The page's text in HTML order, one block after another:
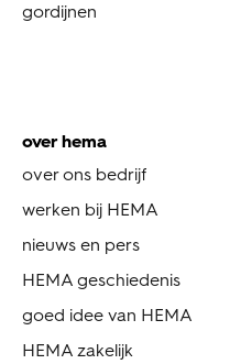
gordijnen
over hema
over ons bedrijf
werken bij HEMA
nieuws en pers
HEMA geschiedenis
goed idee van HEMA
HEMA zakelijk